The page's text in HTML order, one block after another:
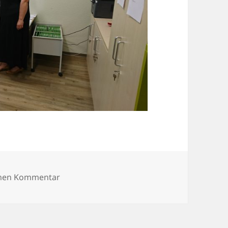
Kommentarzu DSC_0560